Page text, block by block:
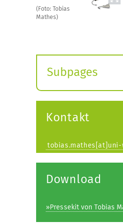
(Foto: Tobias
Mathes)
Subpages
submenu
Kontakt
tobias.mathes[at]uni-
Download
»Pressekit von Tobias